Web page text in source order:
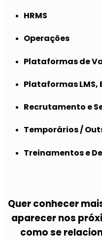
HRMS
Operações
Plataformas de
Plataformas LMS,
Recrutamento e
Temporários /
Treinamentos e
Quer conhecer
aparecer nos
como se